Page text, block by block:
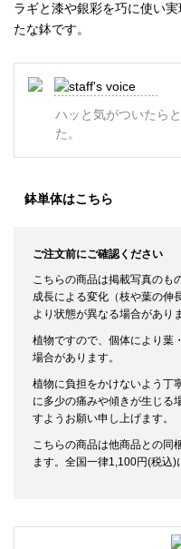
ラギと漆や銀彩を巧に使い
たな鉢です。
ハッと気がついたら
た。
鉢単体はこちら
ご注文前にご確認ください
こちらの商品は掲載写真のも
成長による変化（枝や葉の伸
より状態が異なる場合があり
植物ですので、個体により葉
場合があります。
植物に負担をかけないよう丁
に多少の痛みや傾きが生じる
すようお願い申し上げます。
こちらの商品は他商品との同
ます。全国一律1,100円(税込)